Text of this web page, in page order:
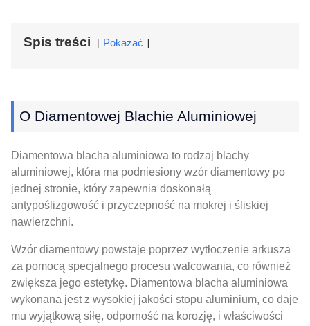
Spis treści Pokazać
O Diamentowej Blachie Aluminiowej
Diamentowa blacha aluminiowa to rodzaj blachy
aluminiowej, która ma podniesiony wzór diamentowy po
jednej stronie, który zapewnia doskonałą
antypoślizgowość i przyczepność na mokrej i śliskiej
nawierzchni.
Wzór diamentowy powstaje poprzez wytłoczenie arkusza
za pomocą specjalnego procesu walcowania, co również
zwiększa jego estetykę. Diamentowa blacha aluminiowa
wykonana jest z wysokiej jakości stopu aluminium, co daje
mu wyjątkową siłę, odporność na korozję, i właściwości